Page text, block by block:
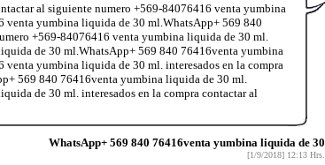
al siguiente numero +569-84076416 venta yumbina
venta yumbina liquida de 30 ml.WhatsApp+ 569 840
+569-84076416 venta yumbina liquida de 30 ml.
de 30 ml.WhatsApp+ 569 840 76416venta yumbina
yumbina liquida de 30 ml. interesados en la compra
569 840 76416venta yumbina liquida de 30 ml.
de 30 ml. interesados en la compra contactar al
WhatsApp+ 569 840 76416venta yumbina liquida de 30
[1/9/2018] 12:13 Hrs.